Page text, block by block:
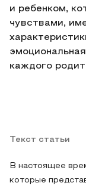
и ребенком,
чувствами,
каждого
Текст статьи
В настоящее
которые